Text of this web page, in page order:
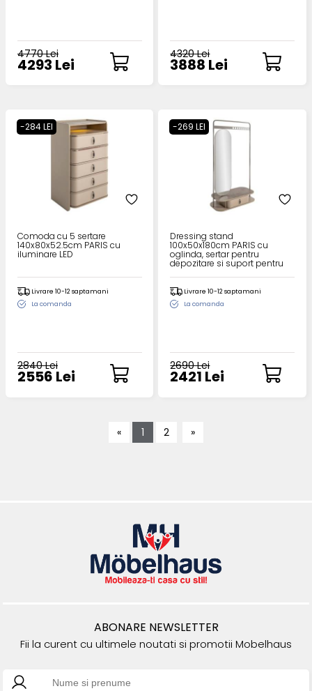
4770 Lei
4293 Lei
4320 Lei
3888 Lei
-284 LEI
Comoda cu 5 sertare
140x80x52.5cm PARIS cu
iluminare LED
Livrare 10-12 saptamani
La comanda
2840 Lei
2556 Lei
-269 LEI
Dressing stand
100x50x180cm PARIS cu
oglinda, sertar pentru
depozitare si suport pentru
umerase
Livrare 10-12 saptamani
La comanda
2690 Lei
2421 Lei
« 1 2 »
ABONARE NEWSLETTER
Fii la curent cu ultimele noutati si promotii Mobelhaus